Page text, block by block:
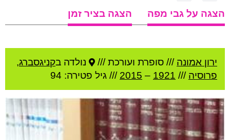
הצגה על גבי מפה
הצגה בציר זמן
ירון אמונה /// סופרת ועורכת /// נולדה בקניגסברג,
פרוסיה ///
1921
–
2015 /// גיל פטירה: 94